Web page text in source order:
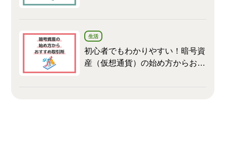
生活
初心者でもわかりやすい！暗号資
産（仮想通貨）の始め方からおす